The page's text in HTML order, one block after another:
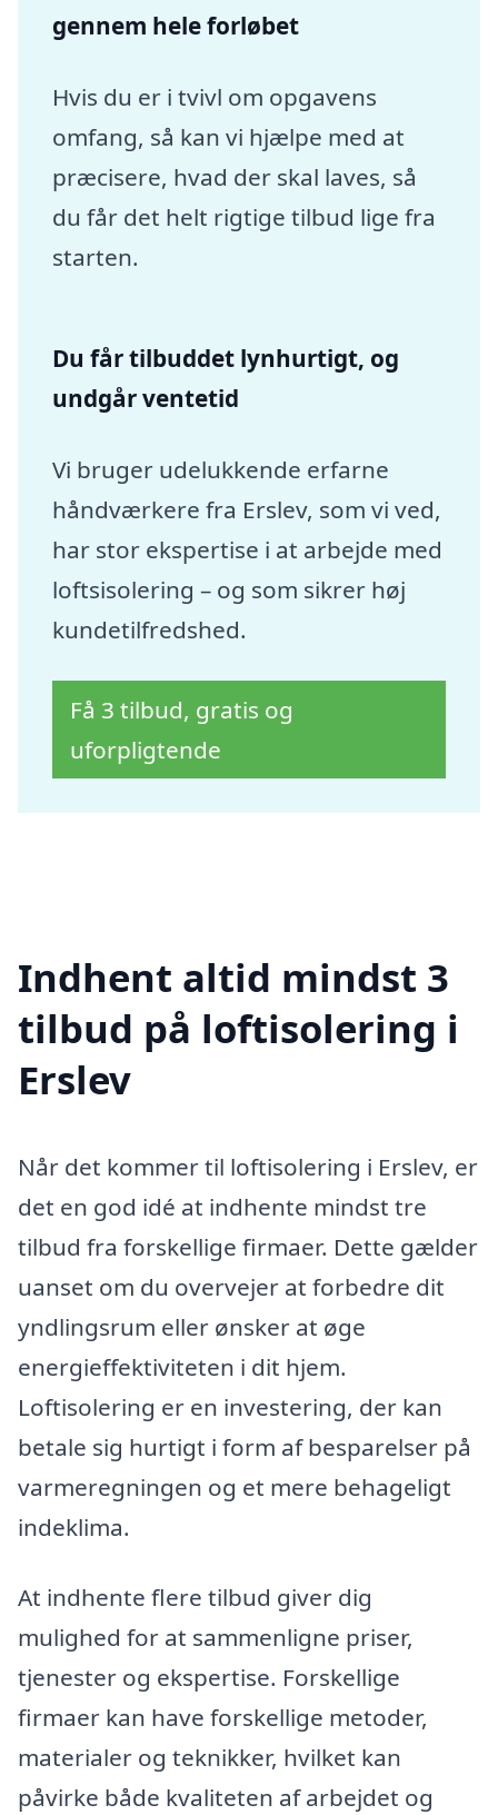
gennem hele forløbet
Hvis du er i tvivl om opgavens
omfang, så kan vi hjælpe med at
præcisere, hvad der skal laves, så
du får det helt rigtige tilbud lige fra
starten.
Du får tilbuddet lynhurtigt, og
undgår ventetid
Vi bruger udelukkende erfarne
håndværkere fra Erslev, som vi ved,
har stor ekspertise i at arbejde med
loftsisolering – og som sikrer høj
kundetilfredshed.
Få 3 tilbud, gratis og
uforpligtende
Indhent altid mindst 3
tilbud på loftisolering i
Erslev
Når det kommer til loftisolering i Erslev, er
det en god idé at indhente mindst tre
tilbud fra forskellige firmaer. Dette gælder
uanset om du overvejer at forbedre dit
yndlingsrum eller ønsker at øge
energieffektiviteten i dit hjem.
Loftisolering er en investering, der kan
betale sig hurtigt i form af besparelser på
varmeregningen og et mere behageligt
indeklima.
At indhente flere tilbud giver dig
mulighed for at sammenligne priser,
tjenester og ekspertise. Forskellige
firmaer kan have forskellige metoder,
materialer og teknikker, hvilket kan
påvirke både kvaliteten af arbejdet og